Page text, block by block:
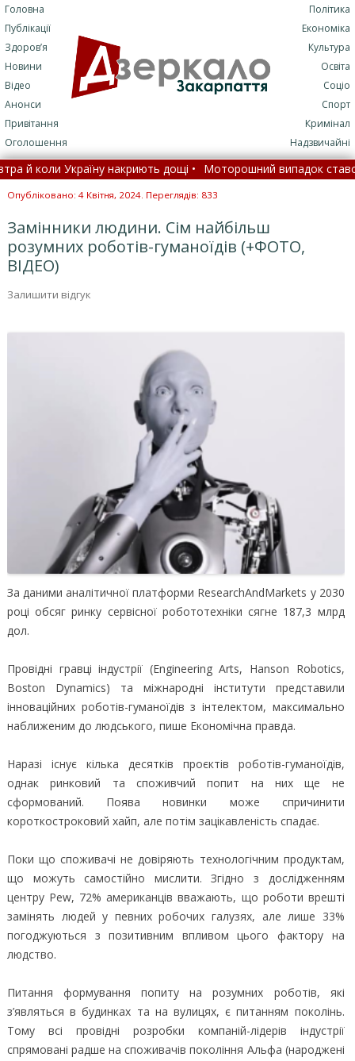
Головна
Публікації
Здоров’я
Новини
Відео
Анонси
Привітання
Оголошення
Політика
Економіка
Культура
Освіта
Соціо
Спорт
Кримінал
Надзвичайні
накриють дощі • Моторошний випадок стався на
Опубліковано: 4 Квітня, 2024. Переглядів: 833
Замінники людини. Сім найбільш
розумних роботів-гуманоїдів (+ФОТО,
ВІДЕО)
Залишити відгук
За даними аналітичної платформи ResearchAndMarkets у 2030
році обсяг ринку сервісної робототехніки сягне 187,3 млрд
дол.
Провідні гравці індустрії (Engineering Arts, Hanson Robotics,
Boston Dynamics) та міжнародні інститути представили
інноваційних роботів-гуманоїдів з інтелектом, максимально
наближеним до людського, пише Економічна правда.
Наразі існує кілька десятків проєктів роботів-гуманоїдів,
однак ринковий та споживчий попит на них ще не
сформований. Поява новинки може спричинити
короткостроковий хайп, але потім зацікавленість спадає.
Поки що споживачі не довіряють технологічним продуктам,
що можуть самостійно мислити. Згідно з дослідженням
центру Pew, 72% американців вважають, що роботи врешті
замінять людей у певних робочих галузях, але лише 33%
погоджуються з позитивним впливом цього фактору на
людство.
Питання формування попиту на розумних роботів, які
з’являться в будинках та на вулицях, є питанням поколінь.
Тому всі провідні розробки компаній-лідерів індустрії
спрямовані радше на споживачів покоління Альфа (народжені